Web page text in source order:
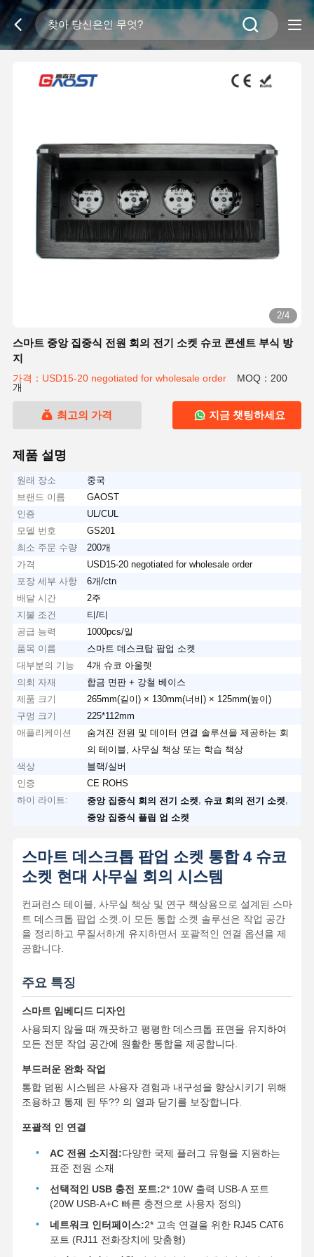
2/4
스마트 중앙 집중식 전원 회의 전기 소켓 슈코 콘센트 부식 방
지
가격：USD15-20 negotiated for wholesale order
MOQ：200
개
최고의 가격 지금 챗팅하세요
제품 설명
원래 장소
중국
브랜드 이름
GAOST
인증
UL/CUL
모델 번호
GS201
최소 주문 수량
200개
가격
USD15-20 negotiated for wholesale order
포장 세부 사항
6개/ctn
배달 시간
2주
지불 조건
티/티
공급 능력
1000pcs/일
품목 이름
스마트 데스크탑 팝업 소켓
대부분의 기능
4개 슈코 아울렛
의회 자재
합금 면판 + 강철 베이스
제품 크기
265mm(길이) × 130mm(너비) × 125mm(높이)
구멍 크기
225*112mm
애플리케이션
숨겨진 전원 및 데이터 연결 솔루션을 제공하는 회
의 테이블, 사무실 책상 또는 학습 책상
색상
블랙/실버
인증
CE ROHS
하이 라이트:
중앙 집중식 회의 전기 소켓 슈코 회의 전기 소켓
중앙 집중식 플립 업 소켓
스마트 데스크톱 팝업 소켓 통합 4 슈코
소켓 현대 사무실 회의 시스템
컨퍼런스 테이블, 사무실 책상 및 연구 책상용으로 설계된 스마
트 데스크톱 팝업 소켓.이 모든 통합 소켓 솔루션은 작업 공간
을 정리하고 무질서하게 유지하면서 포괄적인 연결 옵션을 제
공합니다.
주요 특징
스마트 임베디드 디자인
사용되지 않을 때 깨끗하고 평평한 데스크톱 표면을 유지하여
모든 전문 작업 공간에 원활한 통합을 제공합니다.
부드러운 완화 작업
통합 덤핑 시스템은 사용자 경험과 내구성을 향상시키기 위해
조용하고 통제 된 뚜?? 의 열과 닫기를 보장합니다.
포괄적 인 연결
AC 전원 소지점:다양한 국제 플러그 유형을 지원하는
표준 전원 소재
선택적인 USB 충전 포트:2* 10W 출력 USB-A 포트
(20W USB-A+C 빠른 충전으로 사용자 정의)
네트워크 인터페이스:2* 고속 연결을 위한 RJ45 CAT6
포트 (RJ11 전화장치에 맞춤형)